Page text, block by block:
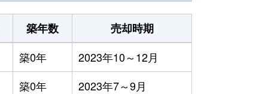
築年数
売却時期
築0年
2023年10～12月
築0年
2023年7～9月